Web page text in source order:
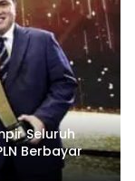
Seluruh
Berbayar